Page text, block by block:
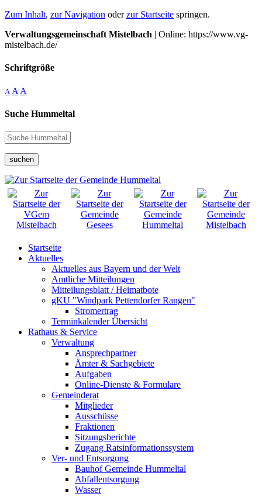
Zum Inhalt, zur Navigation oderzur Startseite springen.
Verwaltungsgemeinschaft Mistelbach | Online: https://www.vg-
mistelbach.de/
Schriftgröße
A A A
Suche Hummeltal
suchen
Startseite
Aktuelles
Aktuelles aus Bayern und der Welt
Amtliche Mitteilungen
Mitteilungsblatt / Heimatbote
gKU "Windpark Pettendorfer Rangen"
Stromertrag
Terminkalender Übersicht
Rathaus & Service
Verwaltung
Ansprechpartner
Ämter & Sachgebiete
Aufgaben
Online-Dienste & Formulare
Gemeinderat
Mitglieder
Ausschüsse
Fraktionen
Sitzungsberichte
Zugang Ratsinformationssystem
Ver- und Entsorgung
Bauhof Gemeinde Hummeltal
Abfallentsorgung
Wasser